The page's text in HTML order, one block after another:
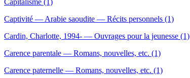
Capitalisme (1)
Captivité — Arabie saoudite — Récits personnels (1)
Cardin, Charlotte, 1994- — Ouvrages pour la jeunesse (1)
Carence parentale — Romans, nouvelles, etc. (1)
Carence paternelle — Romans, nouvelles, etc. (1)